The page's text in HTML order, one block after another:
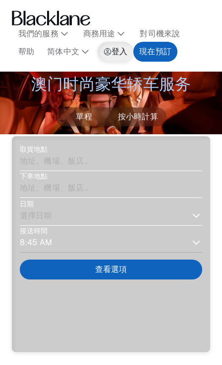
我們的服務 商務用途
對司機來說
帮助
简体中文 登入 現在預訂
澳门时尚豪华轿车服务
單程 按小時計算
取貨地點
下車地點
日期
接送時間
查看選項